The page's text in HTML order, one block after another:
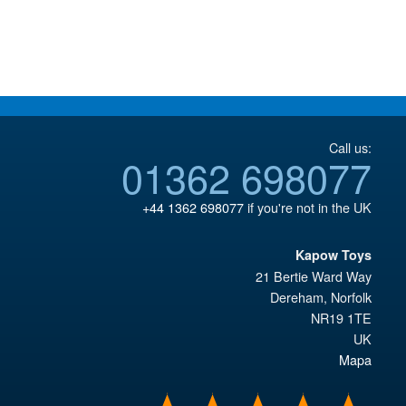
Call us:
01362 698077
+44 1362 698077if you're not in the UK
Kapow Toys
21 Bertie Ward Way
Dereham, Norfolk
NR19 1TE
UK
Mapa